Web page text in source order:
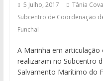
5 Julho, 2017 Tânia Cova
Subcentro de Coordenação
Funchal
A Marinha em
realizaram no Subcentro
Salvamento Marítimo do